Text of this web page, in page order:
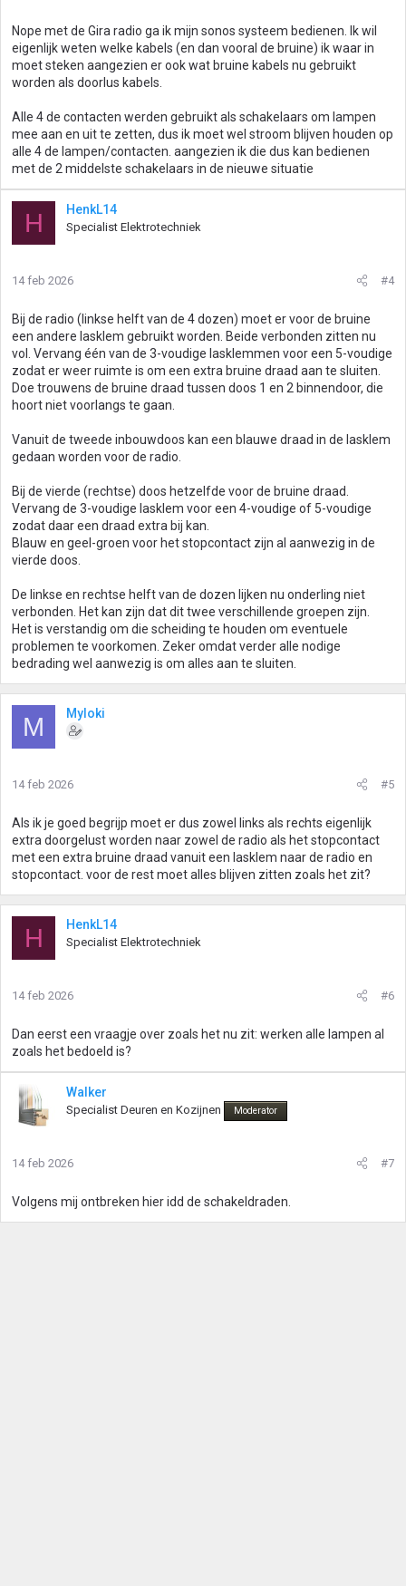
Nope met de Gira radio ga ik mijn sonos systeem bedienen. Ik wil
eigenlijk weten welke kabels (en dan vooral de bruine) ik waar in
moet steken aangezien er ook wat bruine kabels nu gebruikt
worden als doorlus kabels.
Alle 4 de contacten werden gebruikt als schakelaars om lampen
mee aan en uit te zetten, dus ik moet wel stroom blijven houden op
alle 4 de lampen/contacten. aangezien ik die dus kan bedienen
met de 2 middelste schakelaars in de nieuwe situatie
H HenkL14
Specialist Elektrotechniek
14 feb 2026 #4
Bij de radio (linkse helft van de 4 dozen) moet er voor de bruine
een andere lasklem gebruikt worden. Beide verbonden zitten nu
vol. Vervang één van de 3-voudige lasklemmen voor een 5-voudige
zodat er weer ruimte is om een extra bruine draad aan te sluiten.
Doe trouwens de bruine draad tussen doos 1 en 2 binnendoor, die
hoort niet voorlangs te gaan.
Vanuit de tweede inbouwdoos kan een blauwe draad in de lasklem
gedaan worden voor de radio.
Bij de vierde (rechtse) doos hetzelfde voor de bruine draad.
Vervang de 3-voudige lasklem voor een 4-voudige of 5-voudige
zodat daar een draad extra bij kan.
Blauw en geel-groen voor het stopcontact zijn al aanwezig in de
vierde doos.
De linkse en rechtse helft van de dozen lijken nu onderling niet
verbonden. Het kan zijn dat dit twee verschillende groepen zijn.
Het is verstandig om die scheiding te houden om eventuele
problemen te voorkomen. Zeker omdat verder alle nodige
bedrading wel aanwezig is om alles aan te sluiten.
M Myloki
14 feb 2026 #5
Als ik je goed begrijp moet er dus zowel links als rechts eigenlijk
extra doorgelust worden naar zowel de radio als het stopcontact
met een extra bruine draad vanuit een lasklem naar de radio en
stopcontact. voor de rest moet alles blijven zitten zoals het zit?
H HenkL14
Specialist Elektrotechniek
14 feb 2026 #6
Dan eerst een vraagje over zoals het nu zit: werken alle lampen al
zoals het bedoeld is?
Walker
Specialist Deuren en Kozijnen Moderator
14 feb 2026 #7
Volgens mij ontbreken hier idd de schakeldraden.